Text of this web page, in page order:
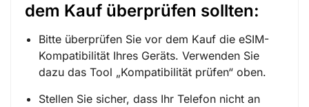
dem Kauf überprüfen sollten:
Bitte überprüfen Sie vor dem Kauf die eSIM-
Kompatibilität Ihres Geräts. Verwenden Sie
dazu das Tool „Kompatibilität prüfen“ oben.
Stellen Sie sicher, dass Ihr Telefon nicht an